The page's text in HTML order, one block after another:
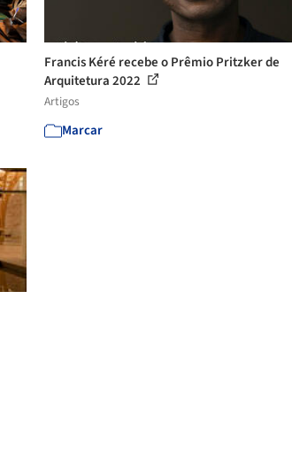
Francis Kéré recebe o Prêmio Pritzker de
Arquitetura 2022
Artigos
Marcar